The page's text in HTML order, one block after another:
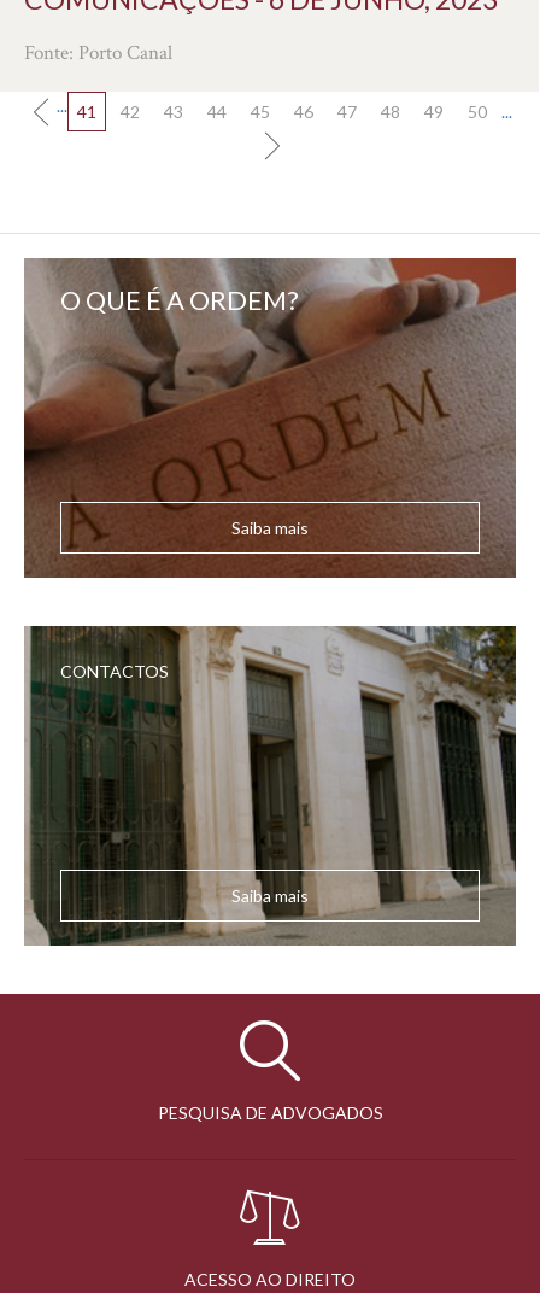
Fonte: Porto Canal
... 41 42 43 44 45 46 47 48 49 50 ...
O QUE É A ORDEM?
Saiba mais
CONTACTOS
Saiba mais
PESQUISA DE ADVOGADOS
ACESSO AO DIREITO